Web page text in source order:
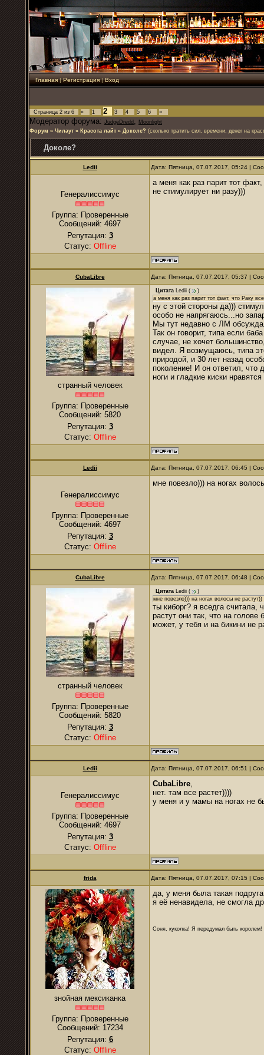
Главная|Регистрация|Вход
Страница 2 из 6 « 1 2 3 4 5 6 »
Модератор форума: JudgeDredd , Moonlight
Форум » Чилаут » Красота лайт » Доколе? (сколько тратить сил, времени, денег на
Доколе?
Ledii Дата: Пятница, 07.07.2017, 05:24 |
Генералиссимус
Группа: Проверенные
Сообщений: 4697
Репутация: 3
Статус: Offline
а меня как раз парит тот
не стимулирует ни разу)))
CubaLibre Дата: Пятница, 07.07.2017, 05:37 |
странный человек
Группа: Проверенные
Сообщений: 5820
Репутация: 3
Статус: Offline
Цитата Ledii (
)
а меня как раз парит тот факт, что Раку
ну с этой стороны да)))
особо не напрягаюсь...но
Мы тут недавно с ЛМ
Так он говорит, типа если
случае, не хочет
видел. Я возмущаюсь, типа
природой, и 30 лет назад
поколение! И он ответил, что
ноги и гладкие киски
Ledii Дата: Пятница, 07.07.2017, 06:45 |
Генералиссимус
Группа: Проверенные
Сообщений: 4697
Репутация: 3
Статус: Offline
мне повезло))) на ногах
CubaLibre Дата: Пятница, 07.07.2017, 06:48 |
странный человек
Группа: Проверенные
Сообщений: 5820
Репутация: 3
Статус: Offline
Цитата Ledii (
)
мне повезло))) на ногах волосы не растут))
ты киборг? я вседга
растут они так, что на голове
может, у тебя и на бикини не
Ledii Дата: Пятница, 07.07.2017, 06:51 |
Генералиссимус
Группа: Проверенные
Сообщений: 4697
Репутация: 3
Статус: Offline
CubaLibre,
нет. там все растет))))
у меня и у мамы на ногах не
frida Дата: Пятница, 07.07.2017, 07:15 |
знойная мексиканка
Группа: Проверенные
Сообщений: 17234
Репутация: 6
Статус: Offline
да, у меня была такая
я её ненавидела, не смогла
Соня, куколка! Я передумал быть